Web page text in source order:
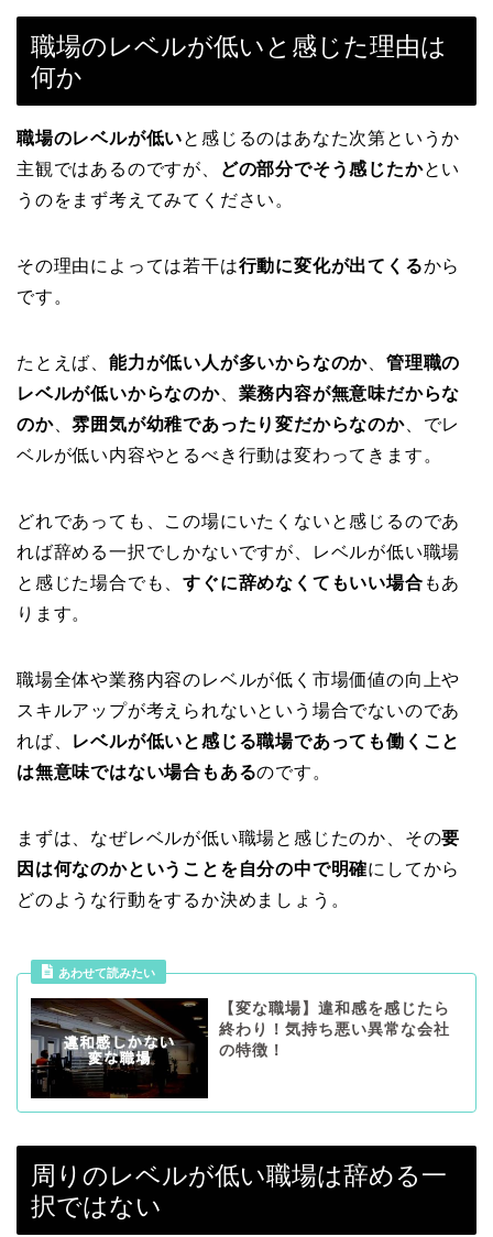
職場のレベルが低いと感じた理由は
何か
職場のレベルが低いと感じるのはあなた次第というか
主観ではあるのですが、
どの部分でそう感じたかとい
うのをまず考えてみてください。
その理由によっては若干は行動に変化が出てくるから
です。
たとえば、 能力が低い人が多いからなのか 、管理職の
レベルが低いからなのか、 業務内容が無意味だからな
のか、雰囲気が幼稚であったり変だからなのか、でレ
ベルが低い内容やとるべき行動は変わってきます。
どれであっても、この場にいたくないと感じるのであ
れば辞める一択でしかないですが、レベルが低い職場
と感じた場合でも、すぐに辞めなくてもいい場合 もあ
ります。
職場全体や業務内容のレベルが低く市場価値の向上や
スキルアップが考えられないという場合でないのであ
れば、 レベルが低いと感じる職場であっても働くこと
は無意味ではない場合もあるのです。
まずは、なぜレベルが低い職場と感じたのか、その要
因は何なのかということを自分の中で明確にしてから
どのような行動をするか決めましょう。
あわせて読みたい
【変な職場】違和感を感じたら
終わり！気持ち悪い異常な会社
の特徴！
周りのレベルが低い職場は辞める一
択ではない